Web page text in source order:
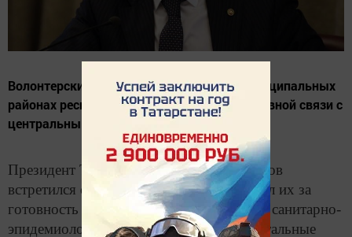
Волонтерские штабы созданы во всех муниципальных
районах республики и находятся в непрерывной связи с
центральным штабом.
Президент Татарстана Рустам Минниханов
встретился с волонтерами и поблагодарил их за
готовность работать в условиях особого санитарно-
эпидемиологического режима, чтобы остальные